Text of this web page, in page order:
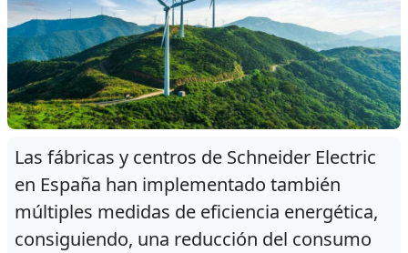
Las fábricas y centros de Schneider Electric
en España han implementado también
múltiples medidas de eficiencia energética,
consiguiendo, una reducción del consumo